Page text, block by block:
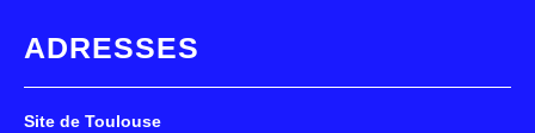
ADRESSES
Site de Toulouse